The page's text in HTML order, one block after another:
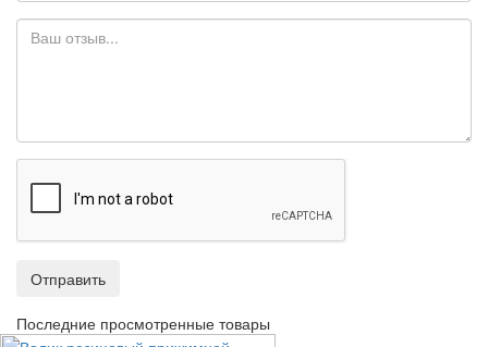
Отправить
Последние просмотренные товары